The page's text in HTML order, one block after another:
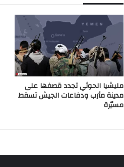
مليشيا الحوثي تجدد قصفها على
مدينة مأرب ودفاعات الجيش تسقط
مسيّرة